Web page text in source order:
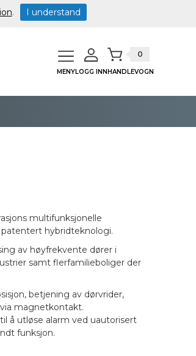
MENYLOGG INN
0
HANDLEVOGN
multifunksjonelle
hybridteknologi.
av høyfrekvente dører i
samt flerfamilieboliger der
betjening av dørvrider,
magnetkontakt.
å utløse alarm ved uautorisert
funksjon.
. I understand